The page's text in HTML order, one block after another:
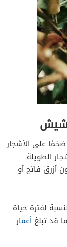
على الأشجار
الطويلة
حوالي 2 – 7 بيضة بلون أزرق فاتح أو
لفترة حياة
أعمار